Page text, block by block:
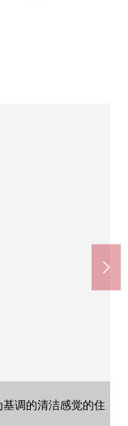
调的清洁感觉的住
调的清洁感觉的住
良好度的客厅
良好度的客厅
的Island厨房
的Island厨房
的Island厨房
的盥洗台
疗疲劳的整体卫浴
。
。
使用的1楼西式房间
室舒适地休息。
童起居室利用。
空白
制有)
约230m)
640m)
700m)